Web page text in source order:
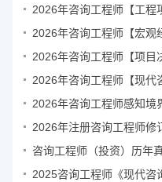
2026年咨询工程师【工程
2026年咨询工程师【现代
2026年注册咨询工程师修
咨询工程师（投资）历年